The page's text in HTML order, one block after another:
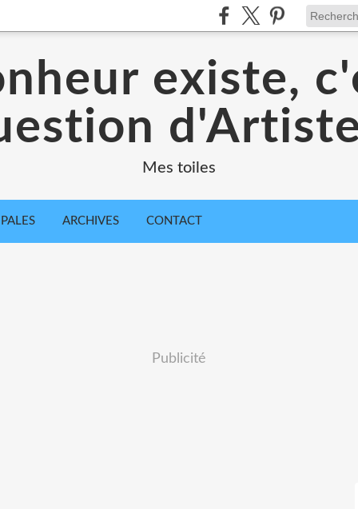
existe,
Mes toiles
ARCHIVES CONTACT
Publicité